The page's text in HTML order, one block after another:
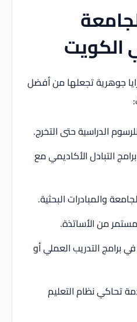
الكويت
جوهرية تجعلها من أفضل
الدراسية حتى التخرج.
التبادل الأكاديمي مع
والمبادرات البحثية.
من الأساتذة.
برامج التدريب العملي أو
تحاكي نظام التعليم